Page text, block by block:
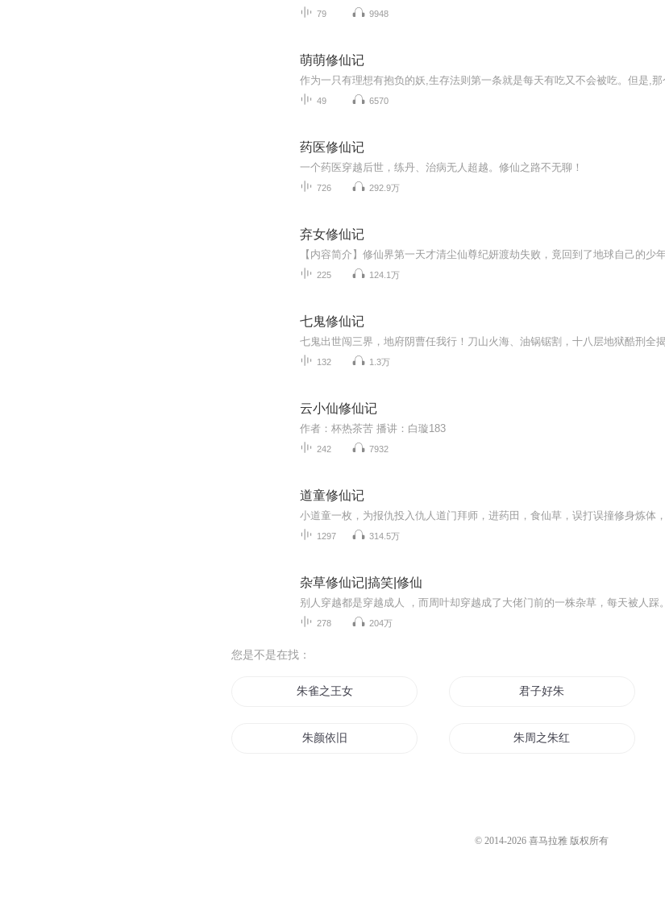
79 9948
萌萌修仙记
49 6570
药医修仙记
一个药医穿越后世，练丹、治病无人超越。修仙之路不无聊！
726 292.9万
弃女修仙记
225 124.1万
七鬼修仙记
132 1.3万
云小仙修仙记
作者：杯热茶苦 播讲：白璇183
242 7932
道童修仙记
1297 314.5万
杂草修仙记|搞笑|修仙
别人穿越都是穿越成人 ，而周叶却穿越成了大佬门前的一株杂草，每天被人踩。
278 204万
您是不是在找：
朱雀之王女归来 君子好朱
朱颜依旧 朱周之朱红月亮
© 2014-2026 喜马拉雅 版权所有